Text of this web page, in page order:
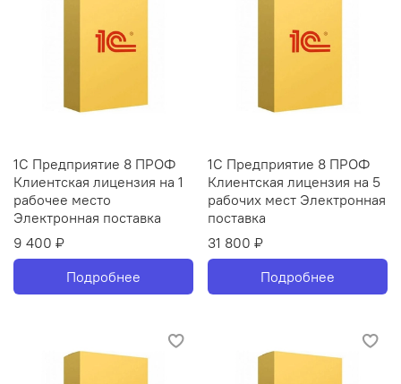
1С Предприятие 8 ПРОФ
Клиентская лицензия на 1
рабочее место
Электронная поставка
9 400 ₽
Подробнее
1С Предприятие 8 ПРОФ
Клиентская лицензия на 5
рабочих мест Электронная
поставка
31 800 ₽
Подробнее